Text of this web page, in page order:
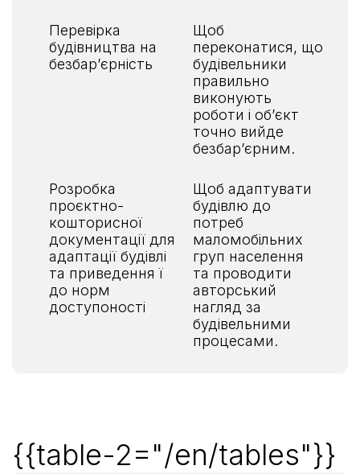
Перевірка
будівництва на
безбарʼєрність
Щоб
переконатися, що
будівельники
правильно
виконують
роботи і обʼєкт
точно вийде
безбарʼєрним.
Розробка
проєктно-
кошторисної
документації для
адаптації будівлі
та приведення ї
до норм
доступоності
Щоб адаптувати
будівлю до
потреб
маломобільних
груп населення
та проводити
авторський
нагляд за
будівельними
процесами.
{{table-2="/en/tables"}}